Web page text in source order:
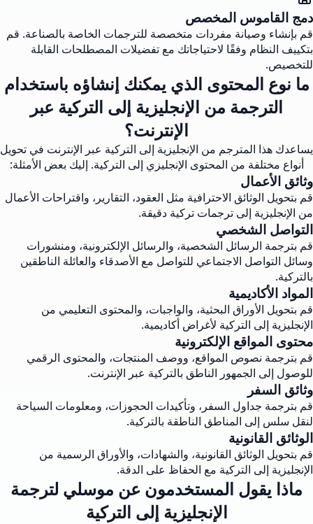
دمج القاموس المخصص
قم بإنشاء وصيانة مفردات متخصصة للترجمات الخاصة بالصناعة. قم
بتكييف النظام وفقًا لاحتياجاتك مع تفضيلات المصطلحات القابلة
للتخصيص.
ما نوع المحتوى الذي يمكنك إنشاؤه باستخدام
الترجمة من الإنجليزية إلى التركية عبر
الإنترنت؟
يساعدك هذا المترجم من الإنجليزية إلى التركية عبر الإنترنت في تحويل
أنواع مختلفة من المحتوى الإنجليزي إلى التركية. إليك بعض الأمثلة:
وثائق الأعمال
قم بتحويل الوثائق الاحترافية مثل العقود، التقارير، واقتراحات الأعمال
من الإنجليزية إلى ترجمات تركية دقيقة.
التواصل الشخصي
قم بترجمة الرسائل الشخصية، والرسائل الإلكترونية، ومنشورات
وسائل التواصل الاجتماعي للتواصل مع الأصدقاء والعائلة الناطقين
بالتركية.
المواد الأكاديمية
قم بتحويل الأوراق البحثية، والواجبات، والمحتوى التعليمي من
الإنجليزية إلى التركية لأغراض أكاديمية.
محتوى المواقع الإلكترونية
قم بترجمة نصوص المواقع، ووصف المنتجات، والمحتوى الرقمي
للوصول إلى الجمهور الناطق بالتركية عبر الإنترنت.
وثائق السفر
قم بترجمة جداول السفر، وتأكيدات الحجوزات، ومعلومات السياحة
لنقل سلس إلى المناطق الناطقة بالتركية.
الوثائق القانونية
قم بتحويل الوثائق القانونية، والشهادات، والأوراق الرسمية من
الإنجليزية إلى التركية مع الحفاظ على الدقة.
ماذا يقول المستخدمون عن موسلي لترجمة
الإنجليزية إلى التركية